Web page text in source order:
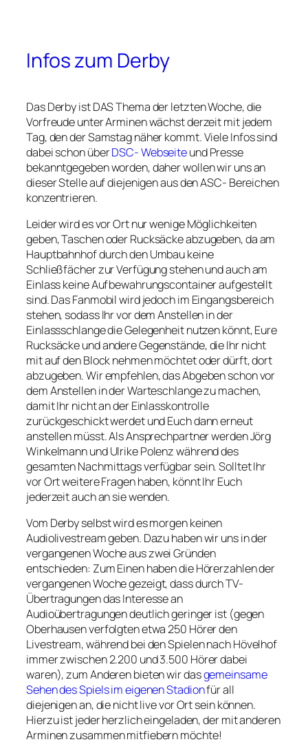
Infos zum Derby
Das Derby ist DAS Thema der letzten Woche, die
Vorfreude unter Arminen wächst derzeit mit jedem
Tag, den der Samstag näher kommt. Viele Infos sind
dabei schon überDSC- Webseiteund Presse
bekanntgegeben worden, daher wollen wir uns an
dieser Stelle auf diejenigen aus den ASC- Bereichen
konzentrieren.
Leider wird es vor Ort nur wenige Möglichkeiten
geben, Taschen oder Rucksäcke abzugeben, da am
Hauptbahnhof durch den Umbau keine
Schließfächer zur Verfügung stehen und auch am
Einlass keine Aufbewahrungscontainer aufgestellt
sind. Das Fanmobil wird jedoch im Eingangsbereich
stehen, sodass Ihr vor dem Anstellen in der
Einlassschlange die Gelegenheit nutzen könnt, Eure
Rucksäcke und andere Gegenstände, die Ihr nicht
mit auf den Block nehmen möchtet oder dürft, dort
abzugeben. Wir empfehlen, das Abgeben schon vor
dem Anstellen in der Warteschlange zu machen,
damit Ihr nicht an der Einlasskontrolle
zurückgeschickt werdet und Euch dann erneut
anstellen müsst. Als Ansprechpartner werden Jörg
Winkelmann und Ulrike Polenz während des
gesamten Nachmittags verfügbar sein. Solltet Ihr
vor Ort weitere Fragen haben, könnt Ihr Euch
jederzeit auch an sie wenden.
Vom Derby selbst wird es morgen keinen
Audiolivestream geben. Dazu haben wir uns in der
vergangenen Woche aus zwei Gründen
entschieden: Zum Einen haben die Hörerzahlen der
vergangenen Woche gezeigt, dass durch TV-
Übertragungen das Interesse an
Audioübertragungen deutlich geringer ist (gegen
Oberhausen verfolgten etwa 250 Hörer den
Livestream, während bei den Spielen nach Hövelhof
immer zwischen 2.200 und 3.500 Hörer dabei
waren), zum Anderen bieten wir dasgemeinsame
Sehen des Spiels im eigenen Stadionfür all
diejenigen an, die nicht live vor Ort sein können.
Hierzu ist jeder herzlich eingeladen, der mit anderen
Arminen zusammen mitfiebern möchte!